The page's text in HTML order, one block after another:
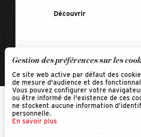
Découvrir
Découvrir
Gestion des préférences sur les
Ce site web active par défaut des
de mesure d'audience et des
Vous pouvez configurer votre
ou être informé de l'existence de ces
ne stockent aucune information
personnelle.
En savoir plus